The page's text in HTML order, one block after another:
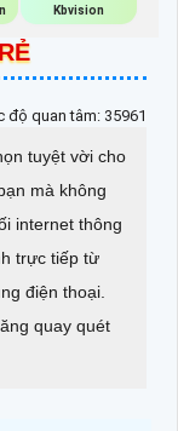
Kbvision
độ quan tâm: 35961
tuyệt vời cho
mà không
internet thông
trực tiếp từ
điện thoại.
quay quét